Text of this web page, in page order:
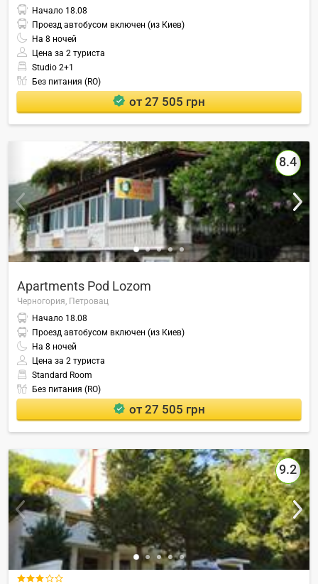
Начало 18.08
Проезд автобусом включен (из Киев)
На 8 ночей
Цена за 2 туриста
Studio 2+1
Без питания (RO)
от 27 505 грн
8.4
Apartments Pod Lozom
Черногория, Петровац
Начало 18.08
Проезд автобусом включен (из Киев)
На 8 ночей
Цена за 2 туриста
Standard Room
Без питания (RO)
от 27 505 грн
9.2
